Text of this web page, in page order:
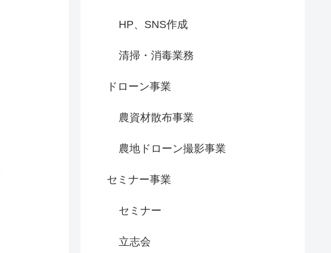
HP、SNS作成
清掃・消毒業務
ドローン事業
農資材散布事業
農地ドローン撮影事業
セミナー事業
セミナー
立志会